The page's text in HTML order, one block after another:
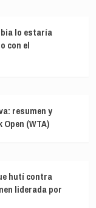
lo estaría
con el
resumen y
(WTA)
hutí contra
liderada por